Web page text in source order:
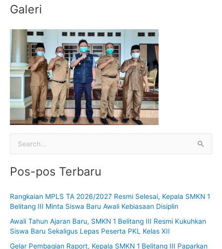
Galeri
u
t
Pos-pos Terbaru
Rangkaian MPLS TA 2026/2027 Resmi Selesai, Kepala SMKN 1
Belitang III Minta Siswa Baru Awali Kebiasaan Disiplin
Awali Tahun Ajaran Baru, SMKN 1 Belitang III Resmi Kukuhkan
Siswa Baru Sekaligus Lepas Peserta PKL Kelas XII
Gelar Pembagian Raport, Kepala SMKN 1 Belitang III Paparkan